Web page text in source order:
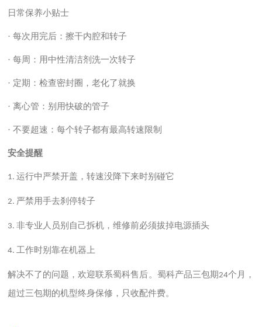
日常保养小贴士
· 每次用完后：擦干内腔和转子
· 每周：用中性清洁剂洗一次转子
· 定期：检查密封圈，老化了就换
· 离心管：别用快破的管子
· 不要超速：每个转子都有最高转速限制
安全提醒
1.运行中严禁开盖，转速没降下来时别碰它
2. 严禁用手去刹停转子
3.非专业人员别自己拆机，维修前必须拔掉电源插头
4.工作时别靠在机器上
解决不了的问题，欢迎联系蜀科售后。蜀科产品三包期24个月，
超过三包期的机型终身保修，只收配件费。